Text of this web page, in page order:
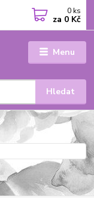
Menu
Hledat
0 ks
za 0 Kč